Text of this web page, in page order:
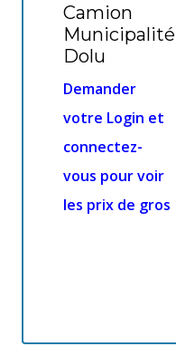
Camion
Municipalité
Dolu
Demander
votre Login et
connectez-
vous pour voir
les prix de gros